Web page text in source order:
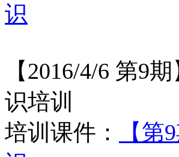
识
【2016/4/6 第9期
识培训
培训课件：
【